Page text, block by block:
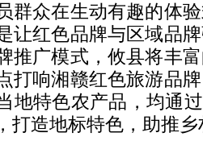
群众在生动有趣的体
让红色品牌与区域品
推广模式，攸县将丰
打响湘赣红色旅游品
地特色农产品，均通
打造地标特色，助推